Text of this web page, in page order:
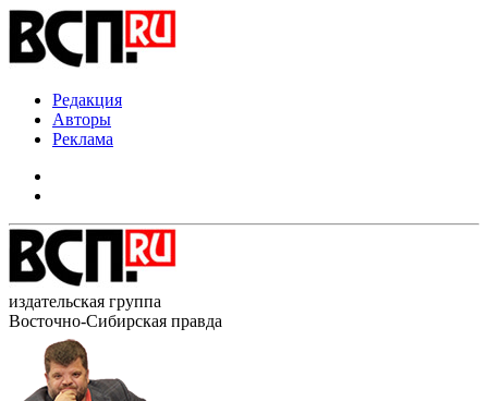
Редакция
Авторы
Реклама
издательская группа
Восточно-Сибирская правда